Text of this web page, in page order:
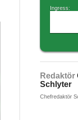
Ingress:
Redaktör
Schlyter
Chefredaktör